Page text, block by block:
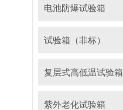
电池防爆试验箱
试验箱（非标）
复层式高低温试验箱
紫外老化试验箱